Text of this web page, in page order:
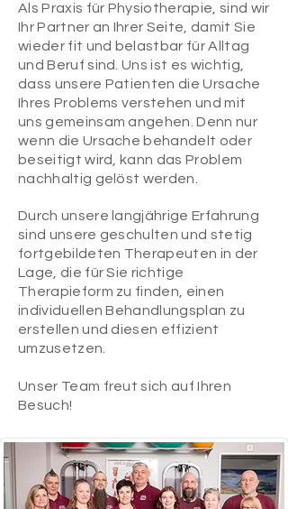
Als Praxis für Physiotherapie, sind wir
Ihr Partner an Ihrer Seite, damit Sie
wieder fit und belastbar für Alltag
und Beruf sind. Uns ist es wichtig,
dass unsere Patienten die Ursache
Ihres Problems verstehenund mit
uns gemeinsam angehen. Denn nur
wenn die Ursache behandelt oder
beseitigt wird,
kann das Problem
nachhaltig gelöst werden.
Durch unsere langjährige Erfahrung
sind unsere geschulten und stetig
fortgebildeten Therapeuten in der
Lage, die für Sie richtige
Therapieform zu finden, einen
individuellen Behandlungsplan zu
erstellenund diesen effizient
umzusetzen.
Unser Team freut sich auf Ihren
Besuch!